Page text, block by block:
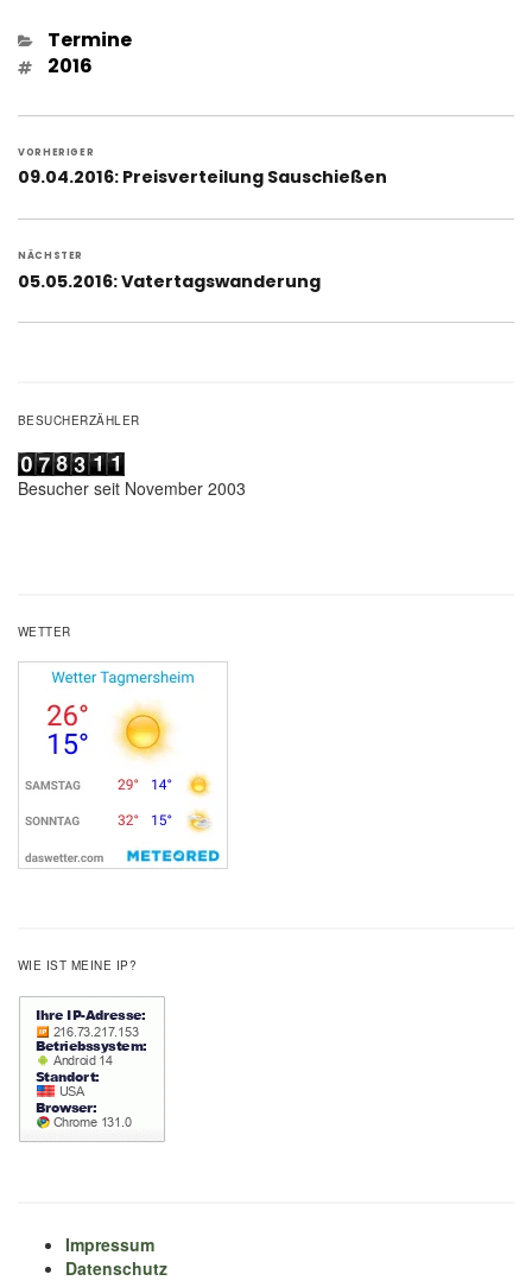
Kategorien
Termine
Schlagwörter
2016
Beitragsnavigation
VORHERIGER
Vorheriger
09.04.2016: Preisverteilung Sauschießen
NÄCHSTER
Nächster
05.05.2016: Vatertagswanderung
BESUCHERZÄHLER
Besucher seit November 2003
WETTER
WIE IST MEINE IP?
Impressum
Datenschutz